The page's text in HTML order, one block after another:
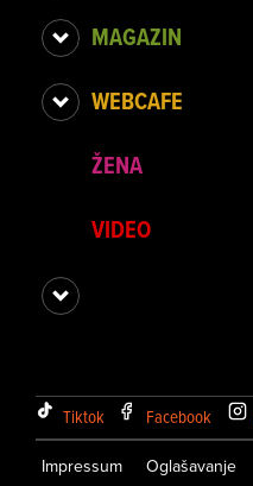
MAGAZIN
WEBCAFE
ŽENA
VIDEO
Tiktok Facebook
Impressum Oglašavanje